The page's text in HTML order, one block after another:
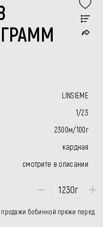
LINSIEME
1/23
2300м/100г
кардная
смотрите в описании
г
продажи бобинной пряжи перед